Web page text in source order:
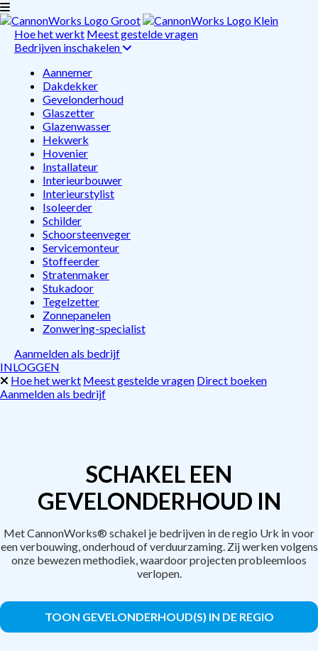
Hoe het werkt Meest gestelde vragen
Bedrijven inschakelen
Aannemer
Dakdekker
Gevelonderhoud
Glaszetter
Glazenwasser
Hekwerk
Hovenier
Installateur
Interieurbouwer
Interieurstylist
Isoleerder
Schilder
Schoorsteenveger
Servicemonteur
Stoffeerder
Stratenmaker
Stukadoor
Tegelzetter
Zonnepanelen
Zonwering-specialist
Aanmelden als bedrijf
INLOGGEN
Hoe het werkt Meest gestelde vragen Direct boeken
Aanmelden als bedrijf
SCHAKEL EEN
GEVELONDERHOUD IN
Met CannonWorks® schakel je bedrijven in de regio Urk in voor
een verbouwing, onderhoud of verduurzaming. Zij werken volgens
onze bewezen methodiek, waardoor projecten probleemloos
verlopen.
TOON GEVELONDERHOUD(S) IN DE REGIO